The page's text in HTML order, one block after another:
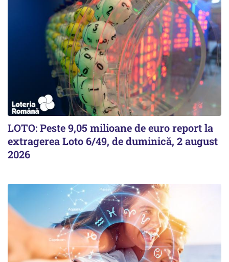
LOTO: Peste 9,05 milioane de euro report la
extragerea Loto 6/49, de duminică, 2 august
2026